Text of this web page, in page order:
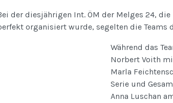
der diesjährigen Int. ÖM der Melges 24,
organisiert wurde, segelten die Teams
Während das
Norbert Voith
Marla
Serie und
Anna Luschan